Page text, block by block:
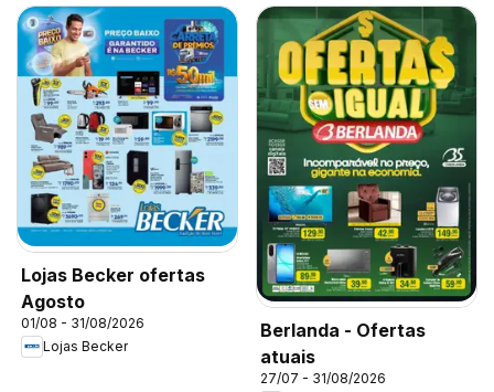
Lojas Becker ofertas
Agosto
01/08 - 31/08/2026
Lojas Becker
Berlanda - Ofertas
atuais
27/07 - 31/08/2026